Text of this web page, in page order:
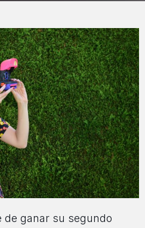
de ganar su segundo